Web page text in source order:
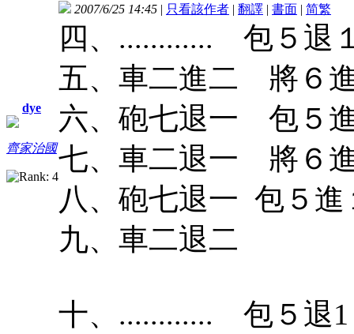
dye
齊家治國
2007/6/25 14:45 | 只看該作者 | 翻譯 | 書面 | 简繁
四、............ 包５退
五、車二進二 將６
六、砲七退一 包５
七、車二退一 將６
八、砲七退一 包５進
九、車二退二
十、............ 包５退1